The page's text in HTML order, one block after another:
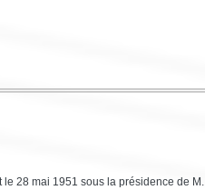
28 mai 1951 sous la présidence de M.